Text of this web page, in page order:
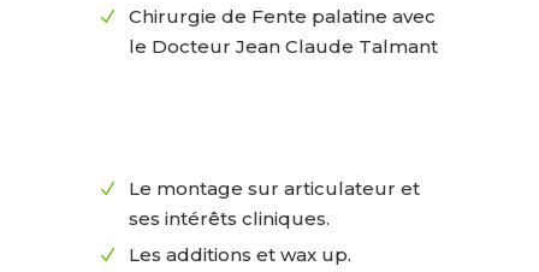
N
Chirurgie de Fente palatine avec
le Docteur Jean Claude Talmant
N
Le montage sur articulateur et
ses intérêts cliniques.
N Les additions et wax up.